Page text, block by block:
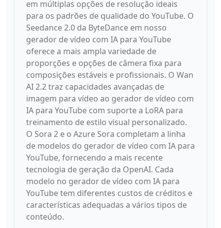
em múltiplas opções de resolução ideais
para os padrões de qualidade do YouTube. O
Seedance 2.0 da ByteDance em nosso
gerador de vídeo com IA para YouTube
oferece a mais ampla variedade de
proporções e opções de câmera fixa para
composições estáveis e profissionais. O Wan
AI 2.2 traz capacidades avançadas de
imagem para vídeo ao gerador de vídeo com
IA para YouTube com suporte a LoRA para
treinamento de estilo visual personalizado.
O Sora 2 e o Azure Sora completam a linha
de modelos do gerador de vídeo com IA para
YouTube, fornecendo a mais recente
tecnologia de geração da OpenAI. Cada
modelo no gerador de vídeo com IA para
YouTube tem diferentes custos de créditos e
características adequadas a vários tipos de
conteúdo.